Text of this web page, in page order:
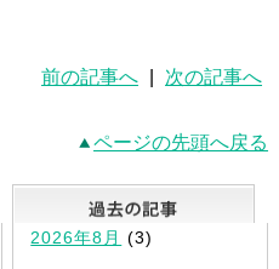
前の記事へ 次の記事へ
ページの先頭へ戻る
最新記事一覧
2026年8月 (3)